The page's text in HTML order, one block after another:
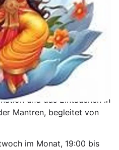
mit Carmel. Erleben Sie
in gemeinschaftlichem
Erfahrung, die durch
und rhythmische
und Stille sowie
bietet Raum für
und das Eintauchen in
Mantren, begleitet von
im Monat, 19:00 bis